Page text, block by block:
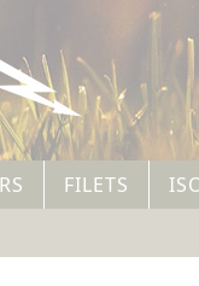
FILETS